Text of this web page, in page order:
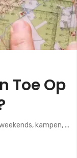
Toe Op
kampen, ...